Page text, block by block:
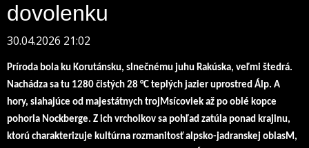
dovolenku
30.04.2026 21:02
Príroda bola ku Korutánsku, slnečnému juhu Rakúska, veľmi štedrá.
Nachádza sa tu 1280 čistých 28 °C teplých jazier uprostred Álp. A
hory, siahajúce od majestátnych trojMsícoviek až po oblé kopce
pohoria Nockberge. Z ich vrcholkov sa pohľad zatúla ponad krajinu,
ktorú charakterizuje kultúrna rozmanitosť alpsko-jadranskej oblasM,